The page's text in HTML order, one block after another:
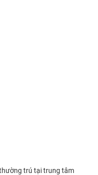
trú tại trung tâm